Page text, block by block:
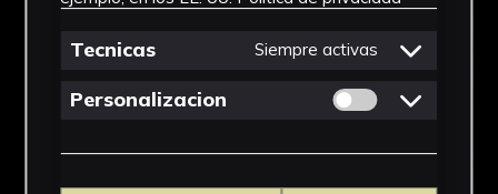
Tecnicas Siempre activas
Personalizacion Permitir cookies